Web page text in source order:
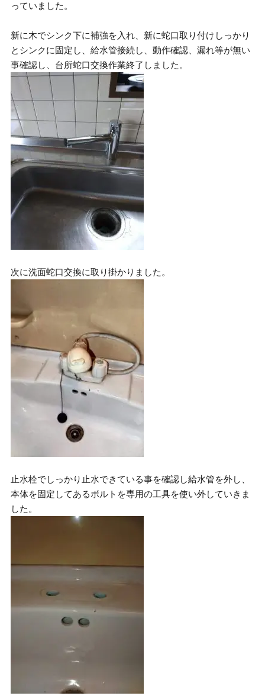
っていました。
新に木でシンク下に補強を入れ、新に蛇口取り付けしっかり
とシンクに固定し、給水管接続し、動作確認、漏れ等が無い
事確認し、台所蛇口交換作業終了しました。
次に洗面蛇口交換に取り掛かりました。
止水栓でしっかり止水できている事を確認し給水管を外し、
本体を固定してあるボルトを専用の工具を使い外していきま
した。